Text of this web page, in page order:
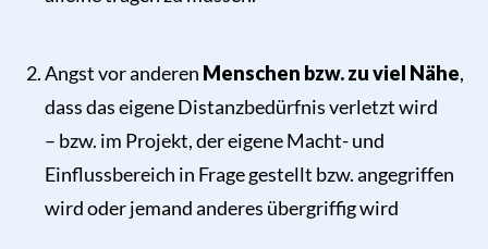
Angst vor anderen Menschen bzw. zu viel Nähe,
dass das eigene Distanzbedürfnis verletzt wird
– bzw. im Projekt, der eigene Macht- und
Einflussbereich in Frage gestellt bzw. angegriffen
wird oder jemand anderes übergriffig wird